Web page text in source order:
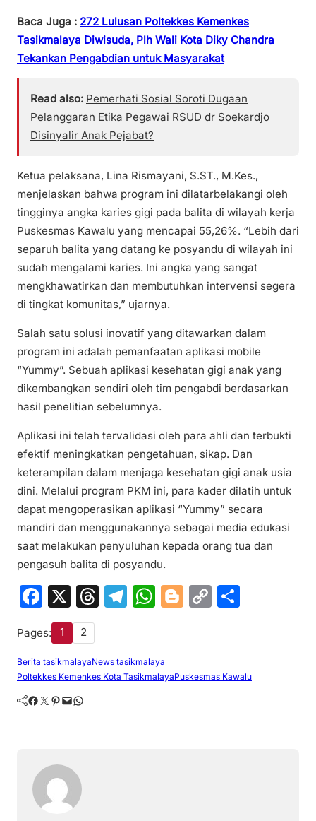
Baca Juga : 272 Lulusan Poltekkes Kemenkes
Tasikmalaya Diwisuda, Plh Wali Kota Diky Chandra
Tekankan Pengabdian untuk Masyarakat
Read also: Pemerhati Sosial Soroti Dugaan
Pelanggaran Etika Pegawai RSUD dr Soekardjo
Disinyalir Anak Pejabat?
Ketua pelaksana, Lina Rismayani, S.ST., M.Kes.,
menjelaskan bahwa program ini dilatarbelakangi oleh
tingginya angka karies gigi pada balita di wilayah kerja
Puskesmas Kawalu yang mencapai 55,26%. “Lebih dari
separuh balita yang datang ke posyandu di wilayah ini
sudah mengalami karies. Ini angka yang sangat
mengkhawatirkan dan membutuhkan intervensi segera
di tingkat komunitas,” ujarnya.
Salah satu solusi inovatif yang ditawarkan dalam
program ini adalah pemanfaatan aplikasi mobile
“Yummy”. Sebuah aplikasi kesehatan gigi anak yang
dikembangkan sendiri oleh tim pengabdi berdasarkan
hasil penelitian sebelumnya.
Aplikasi ini telah tervalidasi oleh para ahli dan terbukti
efektif meningkatkan pengetahuan, sikap. Dan
keterampilan dalam menjaga kesehatan gigi anak usia
dini. Melalui program PKM ini, para kader dilatih untuk
dapat mengoperasikan aplikasi “Yummy” secara
mandiri dan menggunakannya sebagai media edukasi
saat melakukan penyuluhan kepada orang tua dan
pengasuh balita di posyandu.
F
a
c
e
b
o
X
T
a
d
T
gr
a
W
s
A
Bl
er
C
Li
Pages: 1 2
Berita tasikmalayaNews tasikmalaya
Poltekkes Kemenkes Kota TasikmalayaPuskesmas Kawalu
Facebook Twitter Pinterest Mail WhatsApp